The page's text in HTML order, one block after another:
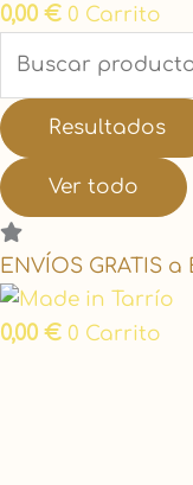
0,00 € 0 Carrito
Resultados
Ver todo
ENVÍOS GRATIS
0,00 € 0 Carrito